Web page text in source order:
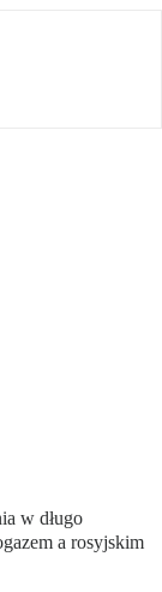
w długo
a rosyjskim